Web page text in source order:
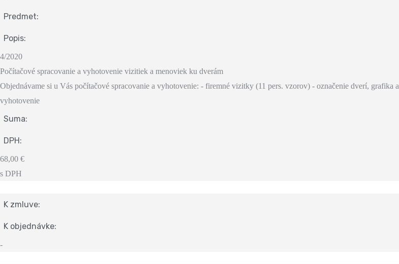
Predmet:
Popis:
4/2020
Počítačové spracovanie a vyhotovenie vizitiek a menoviek ku dverám
Objednávame si u Vás počítačové spracovanie a vyhotovenie: - firemné vizitky (11 pers. vzorov) - označenie dverí, grafika a
vyhotovenie
Suma:
DPH:
68,00 €
s DPH
K zmluve:
K objednávke:
-